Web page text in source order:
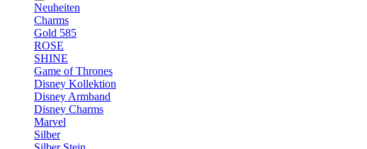
Neuheiten
Charms
Gold 585
ROSE
SHINE
Game of Thrones
Disney Kollektion
Disney Armband
Disney Charms
Marvel
Silber